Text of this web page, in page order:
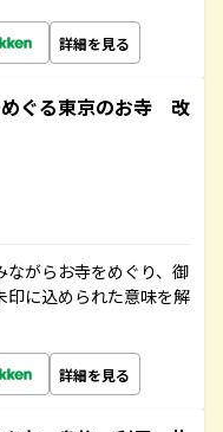
詳細を見る
ぐる東京のお寺 改
がらお寺をめぐり、御
印に込められた意味を解
詳細を見る